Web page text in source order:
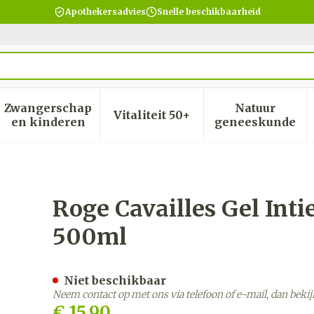
Apothekersadvies Snelle beschikbaarheid
verzorging en hygiëne categorie
voor Dieet, voeding en vitamines categorie
Zwangerschap
en kinderenToon submenu voor Zwangerschap en
Vitaliteit 50+Toon submenu voor
Natuur
geneeskunde
Toon
Hygiene Klas. Nf 500ml
Roge Cavailles Gel
500ml
Niet beschikbaar
Neem contact op met ons via telefoon of e-mail, dan